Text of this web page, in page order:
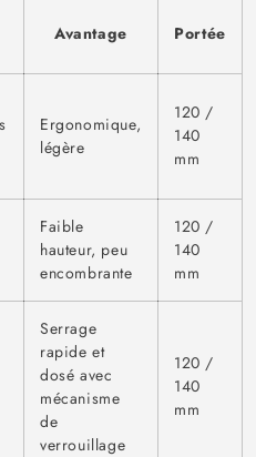
Avantage Portée
Ergonomique,
légère
120 /
140
mm
Faible
hauteur, peu
encombrante
120 /
140
mm
Serrage
rapide et
dosé avec
mécanisme
de
verrouillage
120 /
140
mm